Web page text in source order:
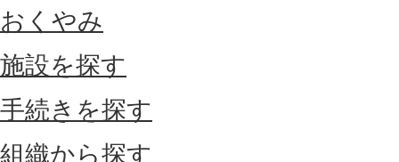
おくやみ
施設を探す
手続きを探す
組織から探す